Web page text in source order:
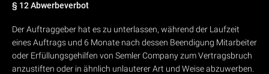
§ 12 Abwerbeverbot
Der Auftraggeber hat es zu unterlassen, während der Laufzeit
eines Auftrags und 6 Monate nach dessen Beendigung Mitarbeiter
oder Erfüllungsgehilfen von Semler Company zum Vertragsbruch
anzustiften oder in ähnlich unlauterer Art und Weise abzuwerben.